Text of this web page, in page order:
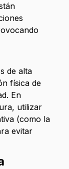
de alta
física de
En
utilizar
(como la
evitar